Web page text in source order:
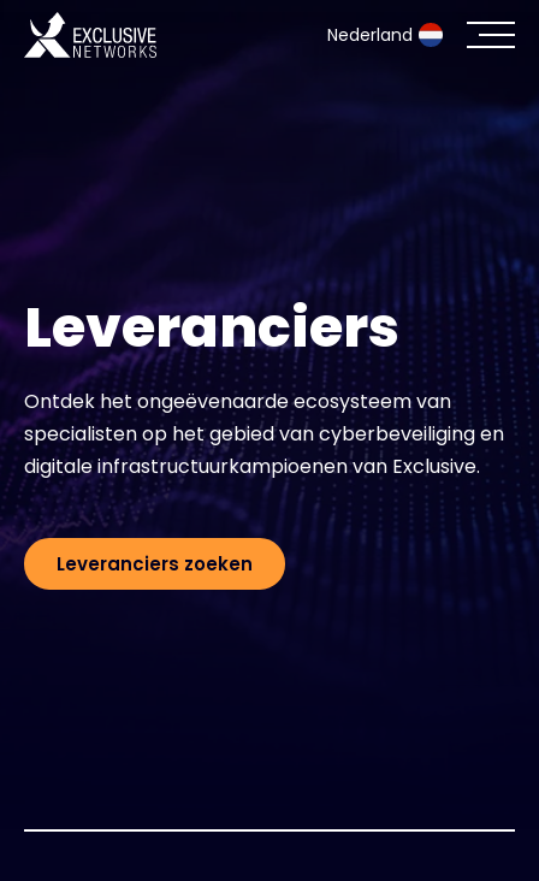
Nederland
Bedrijf
Partner Portal
Exclusive Access Inloggen
Exclusive Access - Meer informatie
Leveranciers
Ontdek het ongeëvenaarde ecosysteem van
specialisten op het gebied van cyberbeveiliging en
digitale infrastructuurkampioenen van Exclusive.
Leveranciers zoeken